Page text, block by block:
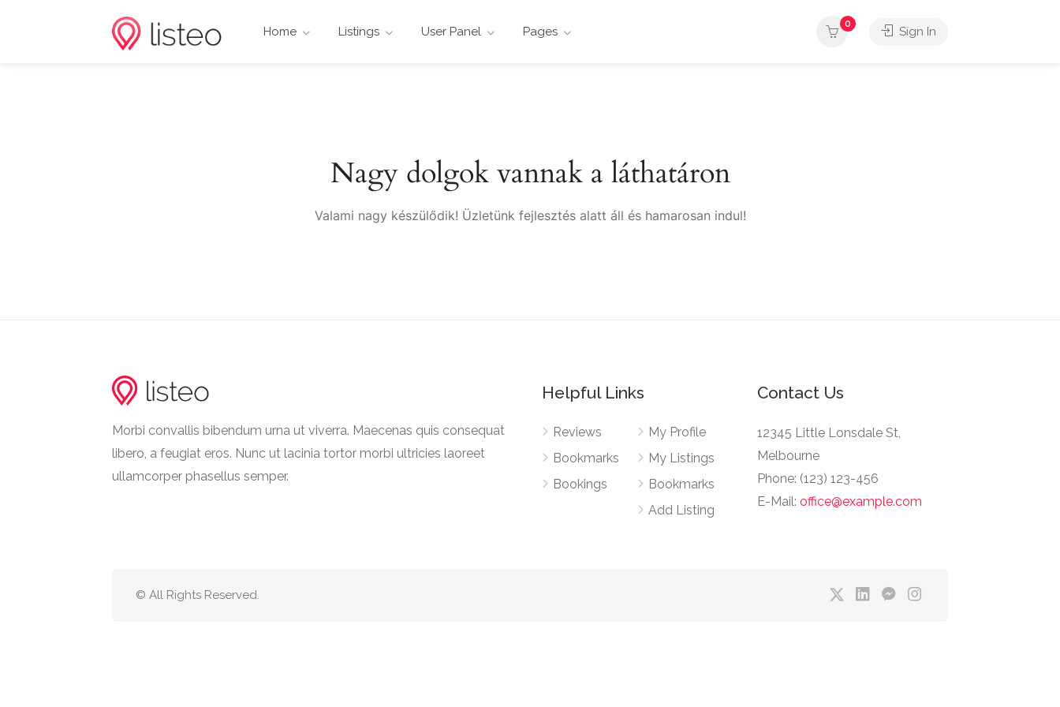
Home Listings User Panel Pages
0
Sign In
Nagy dolgok vannak a láthatáron
Valami nagy készülődik! Üzletünk fejlesztés alatt áll és hamarosan indul!
Morbi convallis bibendum urna ut viverra. Maecenas quis consequat
libero, a feugiat eros. Nunc ut lacinia tortor morbi ultricies laoreet
ullamcorper phasellus semper.
Helpful Links
Reviews
Bookmarks
Bookings
My Profile
My Listings
Bookmarks
Add Listing
Contact Us
12345 Little Lonsdale St,
Melbourne
Phone: (123) 123-456
E-Mail: office@example.com
© All Rights Reserved.